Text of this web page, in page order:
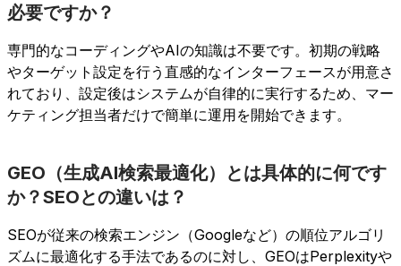
必要ですか？
専門的なコーディングやAIの知識は不要です。初期の戦略
やターゲット設定を行う直感的なインターフェースが用意さ
れており、設定後はシステムが自律的に実行するため、マー
ケティング担当者だけで簡単に運用を開始できます。
GEO（生成AI検索最適化）とは具体的に何です
か？SEOとの違いは？
SEOが従来の検索エンジン（Googleなど）の順位アルゴリ
ズムに最適化する手法であるのに対し、GEOはPerplexityや